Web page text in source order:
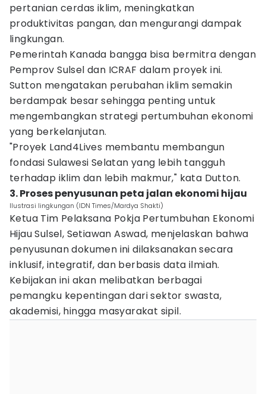
pertanian cerdas iklim, meningkatkan
produktivitas pangan, dan mengurangi dampak
lingkungan.
Pemerintah Kanada bangga bisa bermitra dengan
Pemprov Sulsel dan ICRAF dalam proyek ini.
Sutton mengatakan perubahan iklim semakin
berdampak besar sehingga penting untuk
mengembangkan strategi pertumbuhan ekonomi
yang berkelanjutan.
"Proyek Land4Lives membantu membangun
fondasi Sulawesi Selatan yang lebih tangguh
terhadap iklim dan lebih makmur," kata Dutton.
3. Proses penyusunan peta jalan ekonomi hijau
Ilustrasi lingkungan (IDN Times/Mardya Shakti)
Ketua Tim Pelaksana Pokja Pertumbuhan Ekonomi
Hijau Sulsel, Setiawan Aswad, menjelaskan bahwa
penyusunan dokumen ini dilaksanakan secara
inklusif, integratif, dan berbasis data ilmiah.
Kebijakan ini akan melibatkan berbagai
pemangku kepentingan dari sektor swasta,
akademisi, hingga masyarakat sipil.